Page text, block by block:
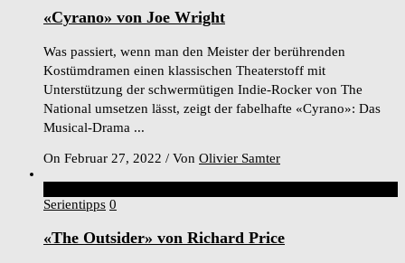
«Cyrano» von Joe Wright
Was passiert, wenn man den Meister der berührenden
Kostümdramen einen klassischen Theaterstoff mit
Unterstützung der schwermütigen Indie-Rocker von The
National umsetzen lässt, zeigt der fabelhafte «Cyrano»: Das
Musical-Drama ...
On Februar 27, 2022 / Von Olivier Samter
Serientipps 0
«The Outsider» von Richard Price